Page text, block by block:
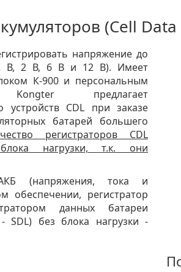
(Cell
напряжение до
В, 2 В, 6 В и 12 В). Имеет
К-900 и персональным
предлагает
устройств CDL при заказе
батарей большего
регистраторов CDL
нагрузки, т.к. они
(напряжения, тока и
обеспечении, регистратор
данных батареи
SDL) без блока нагрузки -